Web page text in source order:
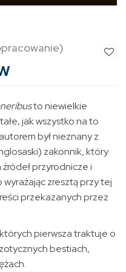
to niewielkie
jak wszystko na to
był nieznany z
zakonnik, który
przyrodnicze i
zresztą przy tej
przekazanych przez
pierwsza traktuje o
bestiach,